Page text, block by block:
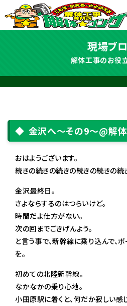
現場ブ
解体工事のお役
金沢へ〜その9〜@解
おはようございます。
続きの続きの続きの続きの続きの続
金沢最終日。
さよならするのはつらいけど。
時間だよ仕方がない。
次の回までごきげんよう。
と言う事で、新幹線に乗り込んで、
を。
初めての北陸新幹線。
なかなかの乗り心地。
小田原駅に着くと、何だか寂しい感